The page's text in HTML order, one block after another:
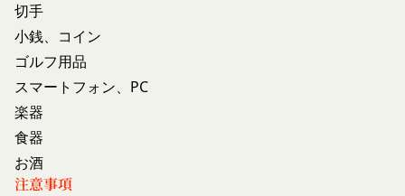
切手
小銭、コイン
ゴルフ用品
スマートフォン、PC
楽器
食器
お酒
注意事項
が必要になる場合があります。
易の実現のために必要または適切であると判断した
場合、お客様情報の全部または一部を公開すること
と判断する場合、お客様情報の全部または一部を開
するその他のサービスの利用に際して、過去に
アカウント削除等の利用停止措置を受けたこと
があり、又は現在受けている場合
会員登録の申請に虚偽の事項が含まれている場